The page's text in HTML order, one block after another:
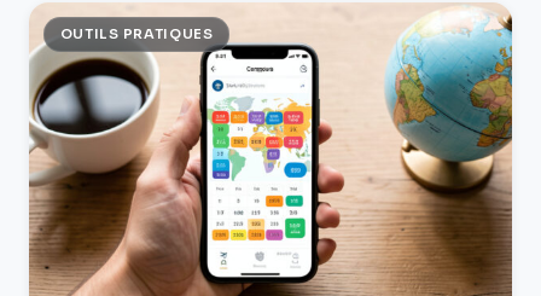
OUTILS PRATIQUES